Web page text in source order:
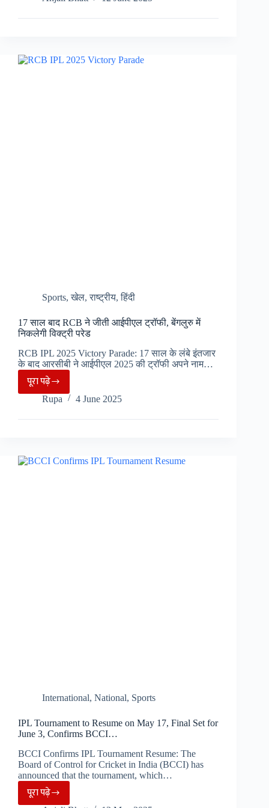
History
Medal
Sports,खेल,राष्ट्रीय,हिंदी
17 साल बाद RCB ने जीती आईपीएल ट्रॉफी, बेंगलुरु में
निकलेगी विक्ट्री परेड
RCB IPL 2025 Victory Parade: 17 साल के लंबे इंतजार
के बाद आरसीबी ने आईपीएल 2025 की ट्रॉफी अपने नाम…
पूरा पढ़े
17
साल
बाद
जीती
Rupa 4 June 2025
International, National, Sports
IPL Tournament to Resume on May 17, Final Set for
June 3, Confirms BCCI…
BCCI Confirms IPL Tournament Resume: The
Board of Control for Cricket in India (BCCI) has
announced that the tournament, which…
पूरा पढ़े
IPL